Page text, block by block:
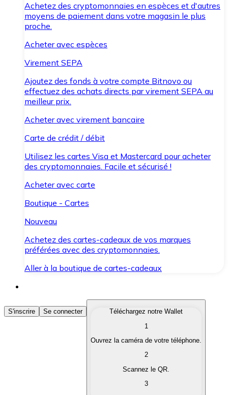
Achetez des cryptomonnaies en espèces et d'autres
moyens de paiement dans votre magasin le plus
proche.
Acheter avec espèces
Virement SEPA
Ajoutez des fonds à votre compte Bitnovo ou
effectuez des achats directs par virement SEPA au
meilleur prix.
Acheter avec virement bancaire
Carte de crédit / débit
Utilisez les cartes Visa et Mastercard pour acheter
des cryptomonnaies. Facile et sécurisé !
Acheter avec carte
Boutique - Cartes
Nouveau
Achetez des cartes-cadeaux de vos marques
préférées avec des cryptomonnaies.
Aller à la boutique de cartes-cadeaux
Acheter des Cryptomonnaies
Achetez les cryptomonnaies qui vous intéressent
Convertissez vos cryptomonnaies en monnaie
S'inscrire Se connecter
Téléchargez notre Wallet
1
Ouvrez la caméra de votre téléphone.
2
Scannez le QR.
3